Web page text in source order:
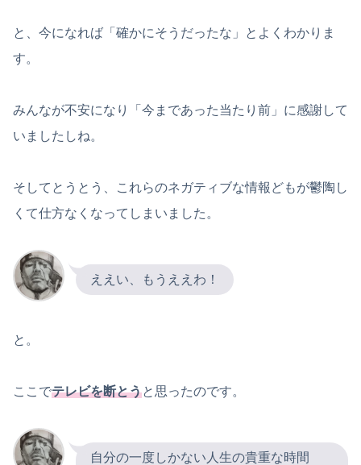
と、今になれば「確かにそうだったな」とよくわかりま
す。
みんなが不安になり「今まであった当たり前」に感謝して
いましたしね。
そしてとうとう、これらのネガティブな情報どもが鬱陶し
くて仕方なくなってしまいました。
ええい、もうええわ！
と。
ここでテレビを断とうと思ったのです。
自分の一度しかない人生の貴重な時間